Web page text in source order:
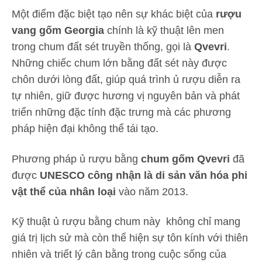
Một điểm đặc biệt tạo nên sự khác biệt của rượu
vang gốm Georgia chính là kỹ thuật lên men
trong chum đất sét truyền thống, gọi là Qvevri.
Những chiếc chum lớn bằng đất sét này được
chôn dưới lòng đất, giúp quá trình ủ rượu diễn ra
tự nhiên, giữ được hương vị nguyên bản và phát
triển những đặc tính đặc trưng mà các phương
pháp hiện đại không thể tái tạo.
Phương pháp ủ rượu bằng chum gốm Qvevri đã
được UNESCO công nhận là di sản văn hóa phi
vật thể của nhân loại vào năm 2013.
Kỹ thuật ủ rượu bằng chum này không chỉ mang
giá trị lịch sử mà còn thể hiện sự tôn kính với thiên
nhiên và triết lý cân bằng trong cuộc sống của